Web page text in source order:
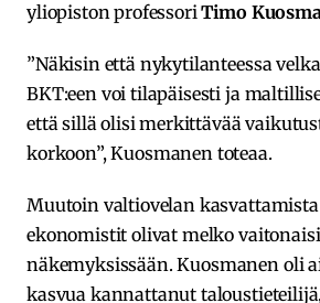
yliopiston professoriTimo
”Näkisin että nykytilanteessa
BKT:een voi tilapäisesti ja
että sillä olisi merkittävää
korkoon”, Kuosmanen toteaa.
Muutoin valtiovelan
ekonomistit olivat melko
näkemyksissään. Kuosmanen oli
kasvua kannattanut